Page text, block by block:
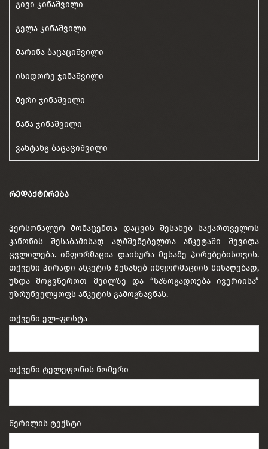
გივი ჯინაშვილი
გელა ჯინაშვილი
მარინა ბაცაციშვილი
ისიდორე ჯინაშვილი
მერი ჯინაშვილი
ნანა ჯინაშვილი
ვახტანგ ბაცაციშვილი
ᲠᲔᲓᲐᲥᲢᲘᲠᲔᲑᲐ
პერსონალურ მონაცემთა დაცვის შესახებ საქართველოს
კანონის შესაბამისად აღმშენებელთა ანკეტაში შევიდა
ცვლილება. ინფორმაცია დაიხურა მესამე პირებებისთვის.
თქვენი პირადი ანკეტის შესახებ ინფორმაციის მისაღებად,
უნდა მოგვწეროთ მეილზე და “საზოგადოება ივერიისა”
უზრუნველყოფს ანკეტის გამოგზავნას.
თქვენი ელ-ფოსტა
თქვენი ტელეფონის ნომერი
წერილის ტექსტი